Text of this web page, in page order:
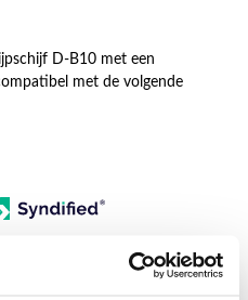
D-B10 met een
met de volgende